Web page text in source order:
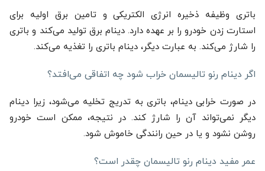
باتری وظیفه ذخیره انرژی الکتریکی و تامین برق اولیه برای
استارت زدن خودرو را بر عهده دارد. دینام برق تولید می‌کند و باتری
را شارژ می‌کند. به عبارت دیگر، دینام باتری را تغذیه می‌کند.
اگر دینام رنو تالیسمان خراب شود چه اتفاقی می‌افتد؟
در صورت خرابی دینام، باتری به تدریج تخلیه می‌شود، زیرا دینام
دیگر نمی‌تواند آن را شارژ کند. در نتیجه، ممکن است خودرو
روشن نشود و یا در حین رانندگی خاموش شود.
عمر مفید دینام رنو تالیسمان چقدر است؟